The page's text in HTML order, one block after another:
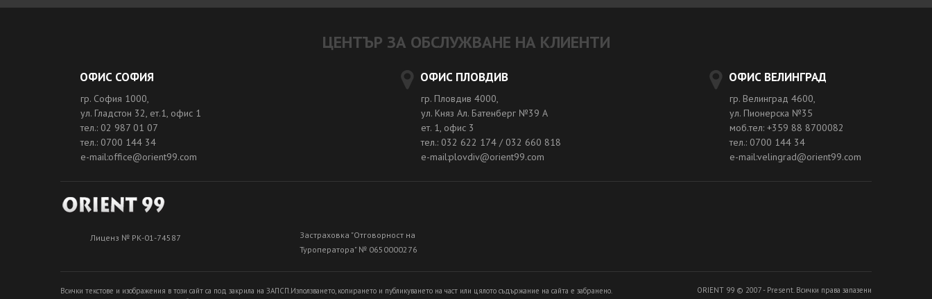
ЦЕНТЪР ЗА ОБСЛУЖВАНЕ НА КЛИЕНТИ
ОФИС СОФИЯ
гр. София 1000,
ул. Гладстон 32, ет.1, офис 1
тел.: 02 987 01 07
тел.: 0700 144 34
e-mail:office@orient99.com
ОФИС ПЛОВДИВ
гр. Пловдив 4000,
ул. Княз Ал. Батенберг №39 A
ет. 1, офис 3
тел.: 032 622 174 / 032 660 818
e-mail:plovdiv@orient99.com
ОФИС ВЕЛИНГРАД
гр. Велинград 4600,
ул. Пионерска №35
моб.тел: +359 88 8700082
тел.: 0700 144 34
e-mail:velingrad@orient99.com
Лиценз № РК-01-74587
Застраховка "Отговорност на
Туроператора" № 0650000276
Всички текстове и изображения в този сайт са под закрила на ЗАПСП.Използването, копирането и публикуването на част или цялото съдържание на сайта е забранено.
ORIENT 99 © 2007 - Present. Всички права запазени